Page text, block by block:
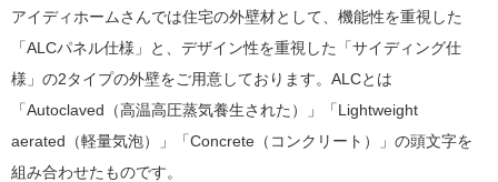
アイディホームさんでは住宅の外壁材として、機能性を重視した
「ALCパネル仕様」と、デザイン性を重視した「サイディング仕
様」の2タイプの外壁をご用意しております。ALCとは
「Autoclaved（高温高圧蒸気養生された）」「Lightweight
aerated（軽量気泡）」「Concrete（コンクリート）」の頭文字を
組み合わせたものです。